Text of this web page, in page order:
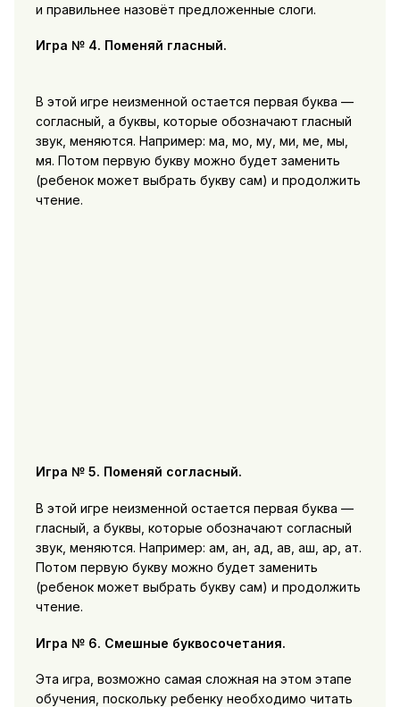
и правильнее назовёт предложенные слоги.
Игра № 4. Поменяй гласный.
В этой игре неизменной остается первая буква —
согласный, а буквы, которые обозначают гласный
звук, меняются. Например: ма, мо, му, ми, ме, мы,
мя. Потом первую букву можно будет заменить
(ребенок может выбрать букву сам) и продолжить
чтение.
Игра № 5. Поменяй согласный.
В этой игре неизменной остается первая буква —
гласный, а буквы, которые обозначают согласный
звук, меняются. Например: ам, ан, ад, ав, аш, ар, ат.
Потом первую букву можно будет заменить
(ребенок может выбрать букву сам) и продолжить
чтение.
Игра № 6. Смешные буквосочетания.
Эта игра, возможно самая сложная на этом этапе
обучения, поскольку ребенку необходимо читать